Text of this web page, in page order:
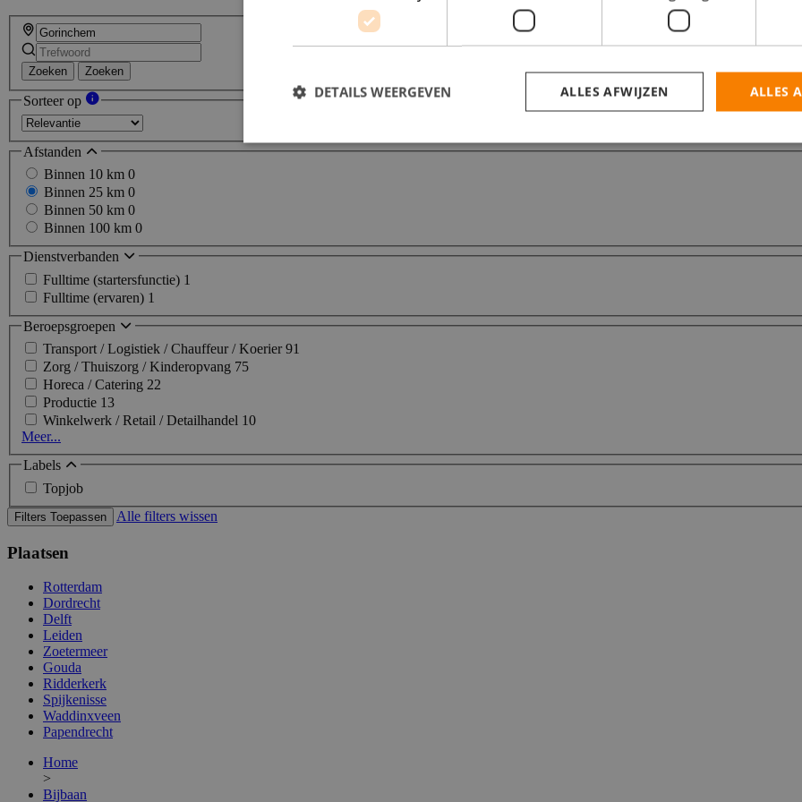
Zoeken Zoeken
Sorteer op
Afstanden
Binnen 10 km 0
Binnen 25 km 0
Binnen 50 km 0
Binnen 100 km 0
Dienstverbanden
Fulltime (startersfunctie) 1
Fulltime (ervaren) 1
Beroepsgroepen
Transport / Logistiek / Chauffeur / Koerier91
Zorg / Thuiszorg / Kinderopvang 75
Horeca / Catering 22
Productie 13
Winkelwerk / Retail / Detailhandel 10
Meer...
Labels
Topjob
Filters Toepassen Alle filters wissen
Plaatsen
Rotterdam
Dordrecht
Delft
Leiden
Zoetermeer
Gouda
Ridderkerk
Spijkenisse
Waddinxveen
Papendrecht
Home
>
Bijbaan
ALLES
ALLES AFWIJZEN
DETAILS WEERGEVEN